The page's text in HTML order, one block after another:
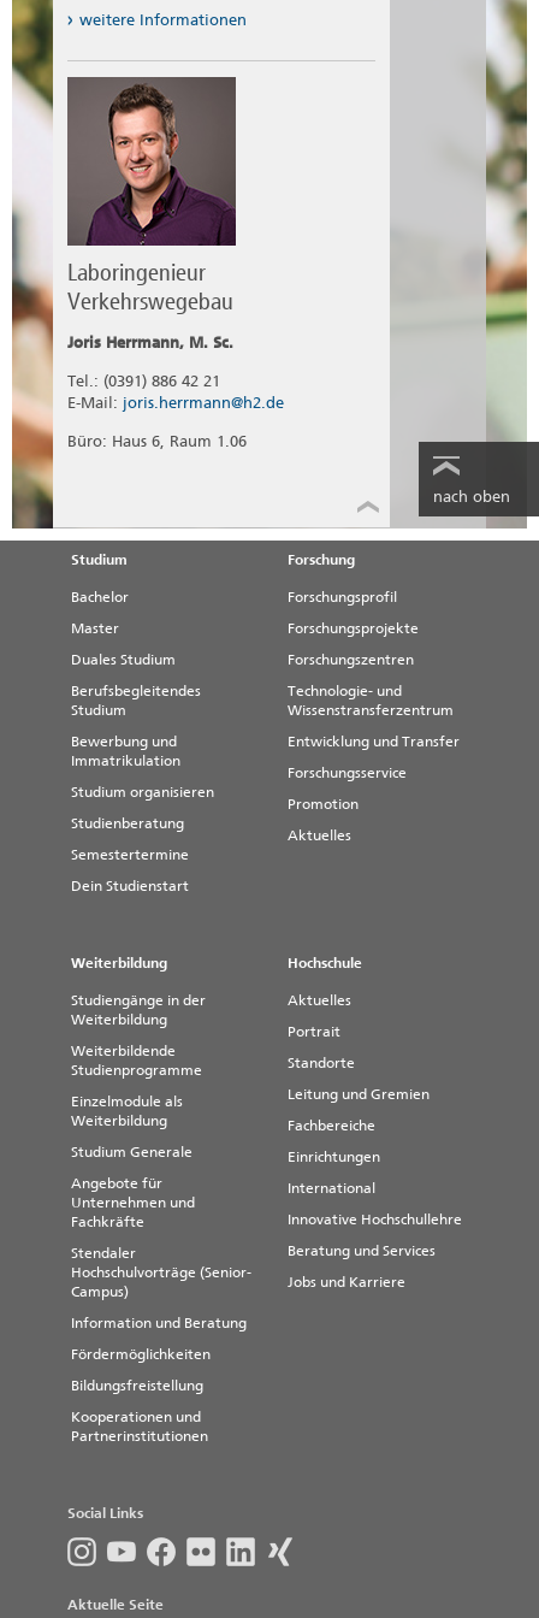
weitere Informationen
Laboringenieur
Verkehrswegebau
Joris Herrmann, M. Sc.
Tel.: (0391) 886 42 21
E-Mail: joris.herrmann@h2.de
Büro: Haus 6, Raum 1.06
nach oben
Studium
Bachelor
Master
Duales Studium
Berufsbegleitendes
Studium
Bewerbung und
Immatrikulation
Studium organisieren
Studienberatung
Semestertermine
Dein Studienstart
Forschung
Forschungsprofil
Forschungsprojekte
Forschungszentren
Technologie- und
Wissenstransferzentrum
Entwicklung und Transfer
Forschungsservice
Promotion
Aktuelles
Weiterbildung
Studiengänge in der
Weiterbildung
Weiterbildende
Studienprogramme
Einzelmodule als
Weiterbildung
Studium Generale
Angebote für
Unternehmen und
Fachkräfte
Stendaler
Hochschulvorträge (Senior-
Campus)
Information und Beratung
Fördermöglichkeiten
Bildungsfreistellung
Kooperationen und
Partnerinstitutionen
Hochschule
Aktuelles
Portrait
Standorte
Leitung und Gremien
Fachbereiche
Einrichtungen
International
Innovative Hochschullehre
Beratung und Services
Jobs und Karriere
Social Links
Aktuelle Seite